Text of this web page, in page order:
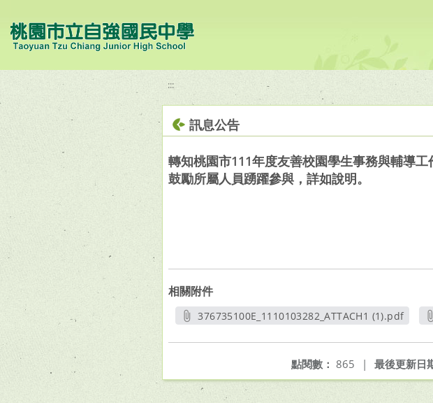
:::
訊息公告
轉知桃園市111年度友善校園學生事務與輔導
鼓勵所屬人員踴躍參與，詳如說明。
相關附件
376735100E_1110103282_ATTACH1 (1).pdf
最後更新日
點閱數： 865 |